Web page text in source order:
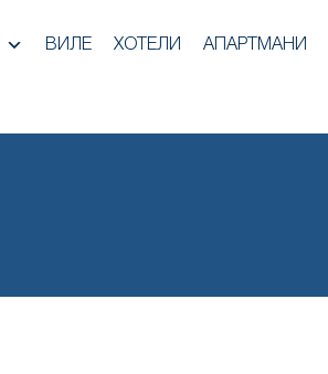
ВИЛЕ ХОТЕЛИ АПАРТМАНИ